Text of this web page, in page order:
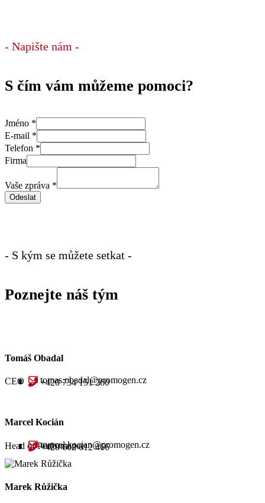
- Napište nám -
S čím vám můžeme pomoci?
Jméno *
E-mail *
Telefon *
Firma
Vaše zpráva *
Odeslat
- S kým se můžete setkat -
Poznejte náš tým
Tomáš Obadal
CEO tomas.obadal@promogen.cz
+420 734 151 260
Marcel Kocián
Head of Performance
marcel.kocian@promogen.cz
+420 602 612 466
Marek Růžička